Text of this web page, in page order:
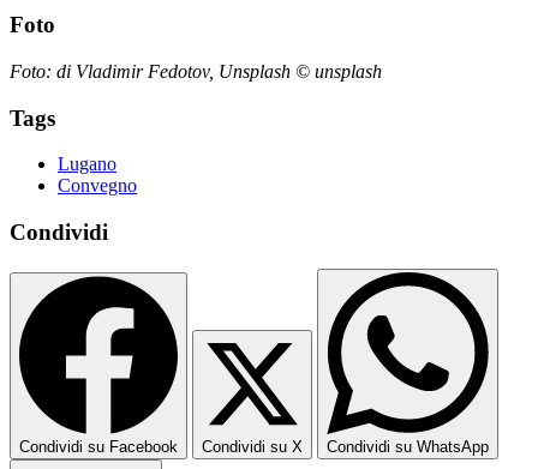
Foto
Foto: di Vladimir Fedotov, Unsplash © unsplash
Tags
Lugano
Convegno
Condividi
Condividi su Facebook Condividi su X Condividi su WhatsApp